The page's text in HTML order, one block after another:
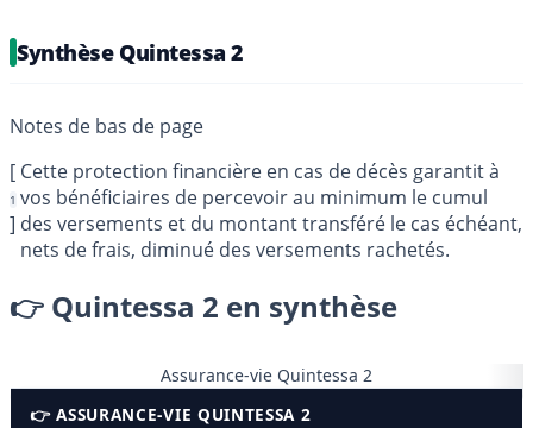
Synthèse Quintessa 2
[
1
]
Cette protection financière en cas de décès garantit à
vos bénéficiaires de percevoir au minimum le cumul
des versements et du montant transféré le cas échéant,
nets de frais, diminué des versements rachetés.
👉 Quintessa 2 en synthèse
Assurance-vie Quintessa 2
👉 ASSURANCE-VIE QUINTESSA 2